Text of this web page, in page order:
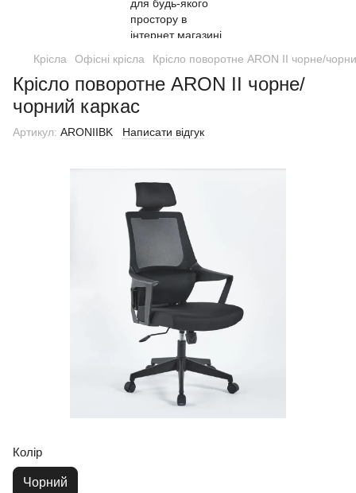
Крісла Офісні крісла Крісло поворотне ARON II чорне/
Крісло поворотне ARON II чорне/
чорний каркас
Артикул: ARONIIBK Написати відгук
Колір
Чорний